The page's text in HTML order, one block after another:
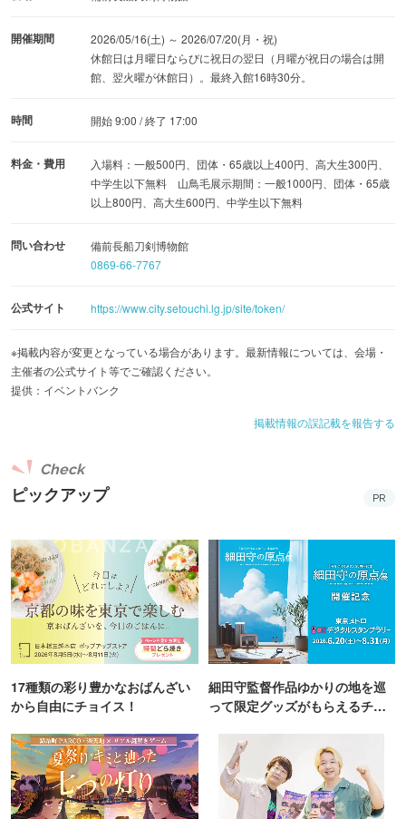
開催期間
2026/05/16(土) ～ 2026/07/20(月・祝)
休館日は月曜日ならびに祝日の翌日（月曜が祝日の場合は開
館、翌火曜が休館日）。最終入館16時30分。
時間 開始 9:00 / 終了 17:00
料金・費用
入場料：一般500円、団体・65歳以上400円、高大生300円、
中学生以下無料 山鳥毛展示期間：一般1000円、団体・65歳
以上800円、高大生600円、中学生以下無料
問い合わせ
備前長船刀剣博物館
0869-66-7767
公式サイト https://www.city.setouchi.lg.jp/site/token/
※掲載内容が変更となっている場合があります。最新情報については、会場・
主催者の公式サイト等でご確認ください。
提供：イベントバンク
掲載情報の誤記載を報告する
ピックアップ
Check
PR
17種類の彩り豊かなおばんざい
から自由にチョイス！
細田守監督作品ゆかりの地を巡
って限定グッズがもらえるチャ